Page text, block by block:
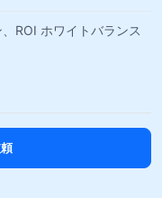
ROI ホワイトバランス